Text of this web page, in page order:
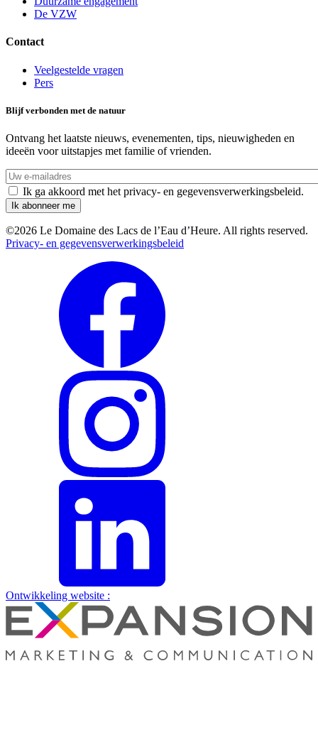
De VZW
Contact
Veelgestelde vragen
Pers
Blijf verbonden met de natuur
Ontvang het laatste nieuws, evenementen, tips, nieuwigheden en
ideeën voor uitstapjes met familie of vrienden.
Uw
e-
mailadres
Ik ga akkoord met het privacy- en gegevensverwerkingsbeleid.
©2026 Le Domaine des Lacs de l’Eau d’Heure. All rights reserved.
Privacy- en gegevensverwerkingsbeleid
Ontwikkeling website :